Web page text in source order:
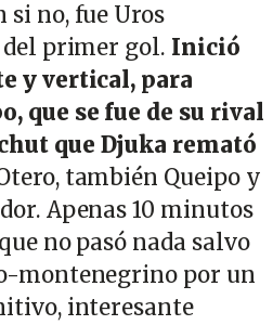
si no, fue Uros
primer gol. Inició
y vertical, para
que se fue de su rival
que Djuka remató
también Queipo y
Apenas 10 minutos
no pasó nada salvo
montenegrino por un
interesante